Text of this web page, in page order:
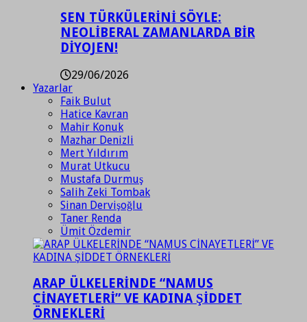
SEN TÜRKÜLERİNİ SÖYLE:
NEOLİBERAL ZAMANLARDA BİR
DİYOJEN!
29/06/2026
Yazarlar
Faik Bulut
Hatice Kavran
Mahir Konuk
Mazhar Denizli
Mert Yıldırım
Murat Utkucu
Mustafa Durmuş
Salih Zeki Tombak
Sinan Dervişoğlu
Taner Renda
Ümit Özdemir
ARAP ÜLKELERİNDE “NAMUS
CİNAYETLERİ” VE KADINA ŞİDDET
ÖRNEKLERİ